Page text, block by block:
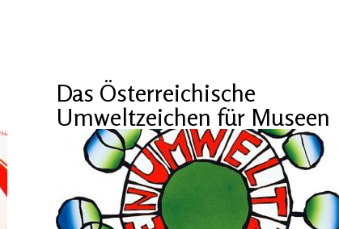
Das Österreichische
Umweltzeichen für Museen